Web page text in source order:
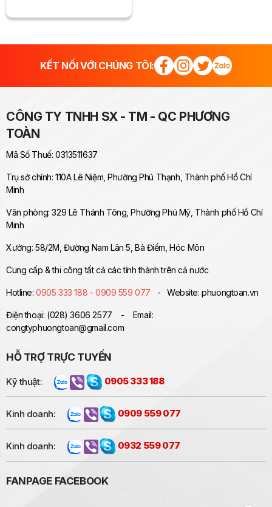
KẾT NỐI VỚI CHÚNG TÔI:
CÔNG TY TNHH SX - TM - QC PHƯƠNG
TOÀN
Mã Số Thuế: 0313511637
Trụ sở chính: 110A Lê Niệm, Phường Phú Thạnh, Thành phố Hồ Chí
Minh
Văn phòng: 329 Lê Thánh Tông, Phường Phú Mỹ, Thành phố Hồ Chí
Minh
Xưởng: 58/2M, Đường Nam Lân 5, Bà Điểm, Hóc Môn
Cung cấp & thi công tất cả các tỉnh thành trên cả nước
Hotline:0905 333 188 - 0909 559 077 - Website: phuongtoan.vn
Điện thoại: (028) 3606 2577 - Email:
congtyphuongtoan@gmail.com
HỖ TRỢ TRỰC TUYẾN
Kỹ thuật: 0905 333 188
Kinh doanh: 0909 559 077
Kinh doanh: 0932 559 077
FANPAGE FACEBOOK